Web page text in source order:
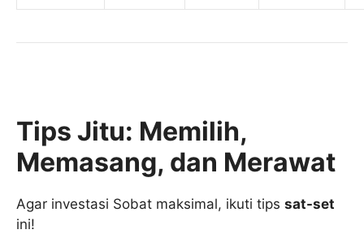
Tips Jitu: Memilih,
Memasang, dan Merawat
Agar investasi Sobat maksimal, ikuti tips sat-set
ini!